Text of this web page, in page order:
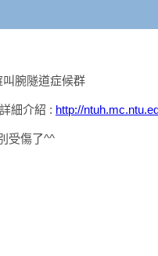
叫腕隧道症候群
細介紹 : http://
受傷了^^